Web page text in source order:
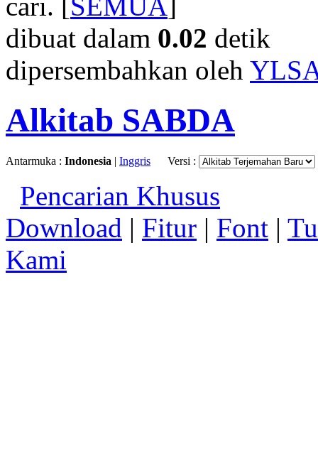
dibuat dalam 0.02 detik
dipersembahkan oleh
Alkitab SABDA
Antarmuka : Indonesia | Inggris Versi :
Pencarian Khusus
Download | Fitur | Font |
Kami